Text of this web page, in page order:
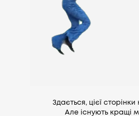
Здається, цієї сторінки
Але існують кращі